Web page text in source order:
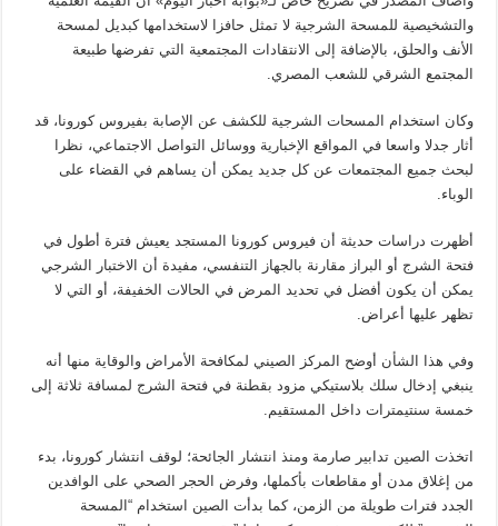
والتشخيصية للمسحة الشرجية لا تمثل حافزا لاستخدامها كبديل لمسحة
الأنف والحلق، بالإضافة إلى الانتقادات المجتمعية التي تفرضها طبيعة
المجتمع الشرقي للشعب المصري.
وكان استخدام المسحات الشرجية للكشف عن الإصابة بفيروس كورونا، قد
أثار جدلا واسعا في المواقع الإخبارية ووسائل التواصل الاجتماعي، نظرا
لبحث جميع المجتمعات عن كل جديد يمكن أن يساهم في القضاء على
الوباء.
أظهرت دراسات حديثة أن فيروس كورونا المستجد يعيش فترة أطول في
فتحة الشرج أو البراز مقارنة بالجهاز التنفسي، مفيدة أن الاختبار الشرجي
يمكن أن يكون أفضل في تحديد المرض في الحالات الخفيفة، أو التي لا
تظهر عليها أعراض.
وفي هذا الشأن أوضح المركز الصيني لمكافحة الأمراض والوقاية منها أنه
ينبغي إدخال سلك بلاستيكي مزود بقطنة في فتحة الشرج لمسافة ثلاثة إلى
خمسة سنتيمترات داخل المستقيم.
اتخذت الصين تدابير صارمة ومنذ انتشار الجائحة؛ لوقف انتشار كورونا، بدء
من إغلاق مدن أو مقاطعات بأكملها، وفرض الحجر الصحي على الوافدين
الجدد فترات طويلة من الزمن، كما بدأت الصين استخدام “المسحة